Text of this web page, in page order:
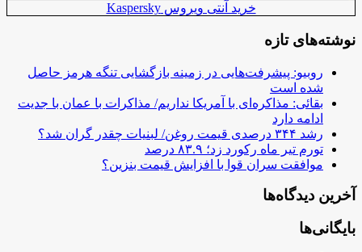
خرید آنتی ویروس Kaspersky
نوشته‌های تازه
روبیو: پیشرفت‌هایی در زمینه بازگشایی تنگه هرمز حاصل
شده است
بقائی: مذاکره‌ای با آمریکا نداریم/ مذاکرات با عمان با جدیت
ادامه دارد
رشد ۳۴۴ درصدی قیمت روغن/ لبنیات چقدر گران شد؟
تورم تیر ماه رکورد زد؛ ۸۳.۹ درصد
موافقت سران قوا با افزایش قیمت بنزین؟
آخرین دیدگاه‌ها
بایگانی‌ها